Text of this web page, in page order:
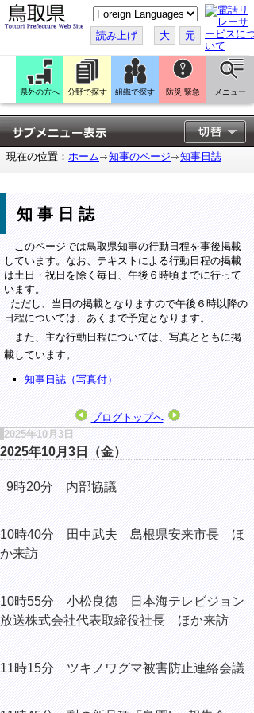
こ
の
ペ
ー
ジ
翻
訳
す
る
読み上げ 大 元
県外の方へ 分野で探す 組織で探す 防災 緊急 メニュー
現在の位置： ホーム 知事のページ 知事日誌
知事日誌
このページでは鳥取県知事の行動日程を事後掲載
しています。なお、テキストによる行動日程の掲載
は土日・祝日を除く毎日、午後６時頃までに行って
います。
ただし、当日の掲載となりますので午後６時以降の
日程については、あくまで予定となります。
また、主な行動日程については、写真とともに掲
載しています。
知事日誌（写真付）
ブログトップへ
2025年10月3日
2025年10月3日（金）
9時20分 内部協議
10時40分
田中武夫 島根県安来市長 ほ
か来訪
10時55分 小松良徳 日本海テレビジョン
放送株式会社代表取締役社長 ほか来訪
11時15分 ツキノワグマ被害防止連絡会議